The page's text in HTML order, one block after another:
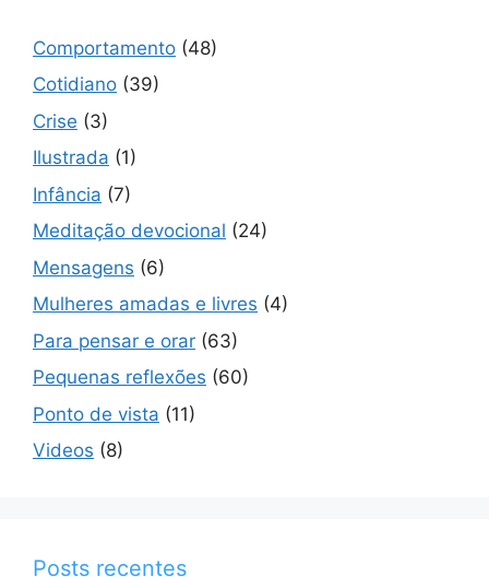
Comportamento (48)
Cotidiano (39)
Crise (3)
Ilustrada (1)
Infância (7)
Meditação devocional (24)
Mensagens (6)
Mulheres amadas e livres (4)
Para pensar e orar (63)
Pequenas reflexões (60)
Ponto de vista (11)
Videos (8)
Posts recentes